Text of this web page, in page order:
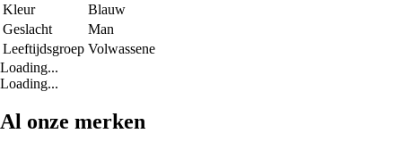
Kleur
Blauw
Geslacht
Man
Leeftijdsgroep Volwassene
Loading...
Loading...
Al onze merken